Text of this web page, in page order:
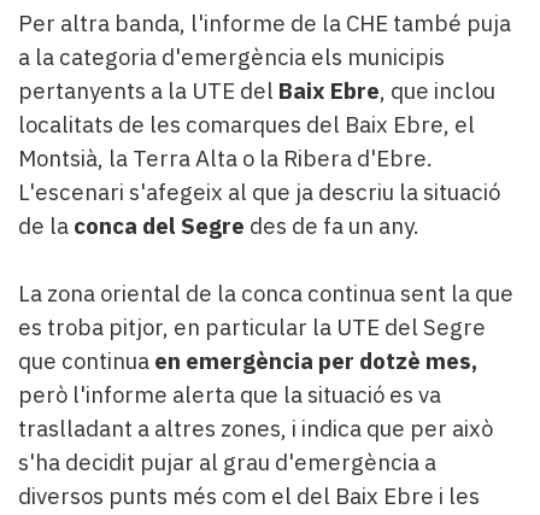
Per altra banda, l'informe de la CHE també puja
a la categoria d'emergència els municipis
pertanyents a la UTE del Baix Ebre, que inclou
localitats de les comarques del Baix Ebre, el
Montsià, la Terra Alta o la Ribera d'Ebre.
L'escenari s'afegeix al que ja descriu la situació
de la conca del Segre des de fa un any.
La zona oriental de la conca continua sent la que
es troba pitjor, en particular la UTE del Segre
que continua en emergència per dotzè mes,
però l'informe alerta que la situació es va
traslladant a altres zones, i indica que per això
s'ha decidit pujar al grau d'emergència a
diversos punts més com el del Baix Ebre i les